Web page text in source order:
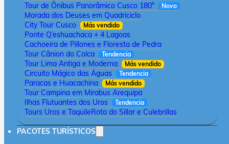
Tour de Ônibus Panorâmico Cusco 180° Novo
Morada dos Deuses em Quadriciclo
City Tour Cusco
Más vendido
Ponte Q’eshuachaca + 4 Lagoas
Cachoeira de Pillones e Floresta de Pedra
Tour Cânion do Colca
Tendencia
Tour Lima Antiga e Moderna Más vendido
Circuito Mágico das Águas Tendencia
Paracas e Huacachina Más vendido
Tour Campina em Mirabus Arequipa
Ilhas Flutuantes dos Uros
Tendencia
Tours Uros e TaquileRota do Sillar e Culebrillas
PACOTES TURÍSTICOS